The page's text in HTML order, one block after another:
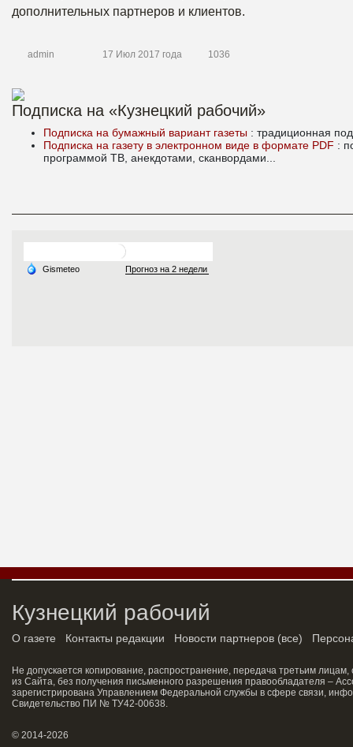
дополнительных партнеров и клиентов.
admin 17 Июл 2017 года 1036
Подписка на «Кузнецкий рабочий»
Подписка на бумажный вариант газеты : традиционная
Подписка на газету в электронном виде в формате PDF :
программой ТВ, анекдотами, сканвордами...
Кузнецкий рабочий
О газете Контакты редакции Новости партнеров (все)
Не допускается копирование, распространение, передача третьим
из Сайта, без получения письменного разрешения правообладателя –
зарегистрирована Управлением Федеральной службы в сфере связи,
Свидетельство ПИ № ТУ42-00638.
© 2014-2026